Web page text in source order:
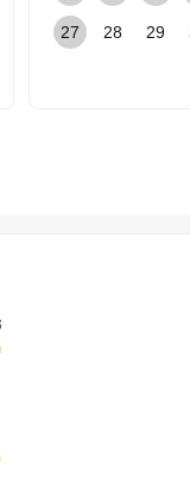
27 28 29